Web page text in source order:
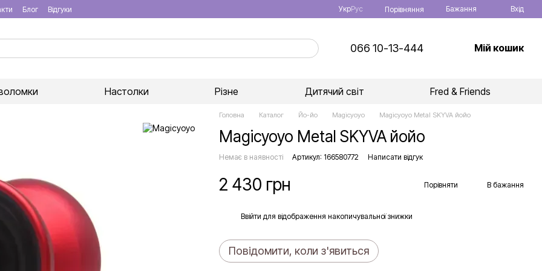
Блог Відгуки УкрРус Порівняння Бажання Вхід
066 10-13-444 Мій кошик
Настолки Різне Дитячий світ Fred & Friends
Головна Каталог Йо-йо Magicyoyo Magicyoyo Metal SKYVA йойо
Magicyoyo Metal SKYVA йойо
Немає в наявності Артикул: 166580772 Написати відгук
2 430 грн Порівняти В бажання
Ввійти для відображення накопичувальної знижки
Повідомити, коли з'явиться